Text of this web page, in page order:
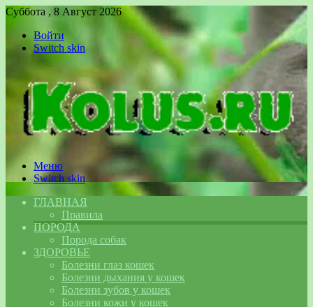
Суббота , 8 Август 2026
Войти
Switch skin
Меню
Switch skin
ГЛАВНАЯ
Правила
ПОРОДА
Порода собак
ЗДОРОВЬЕ
Болезни глаз кошек
Болезни дыхания у кошек
Болезни зубов у кошек
Болезни кожи у кошек